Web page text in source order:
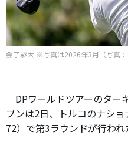
金子駆大 ※写真は2026年3月（写真：
DPワールドツアーのター
プンは2日、トルコのナシ
72）で第3ラウンドが行われ